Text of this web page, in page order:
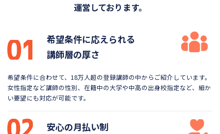
運営しております。
希望条件に応えられる
講師層の厚さ
希望条件に合わせて、18万人超の登録講師の中から ご紹介しています。
女性指定など講師の性別、在籍中の大学や中高の出身校指定など、細か
い要望にも対応が可能です。
安心の月払い制